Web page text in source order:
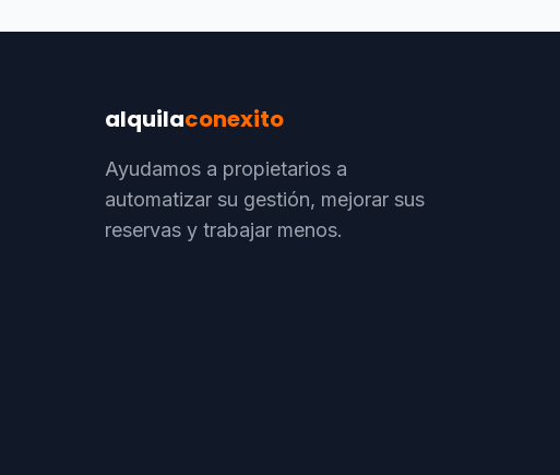
alquilaconexito
Ayudamos a propietarios a
automatizar su gestión, mejorar sus
reservas y trabajar menos.